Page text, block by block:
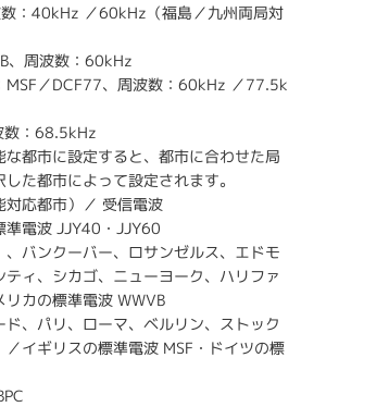
：40kHz ／60kHz（福島／九州両局対
、周波数：60kHz
MSF／DCF77、周波数：60kHz ／77.5k
数：68.5kHz
都市に設定すると、都市に合わせた局
た都市によって設定されます。
応都市）／ 受信電波
準電波 JJY40・JJY60
、バンクーバー、ロサンゼルス、エドモ
ィ、シカゴ、ニューヨーク、ハリファ
カの標準電波 WWVB
、パリ、ローマ、ベルリン、ストック
イギリスの標準電波 MSF・ドイツの標